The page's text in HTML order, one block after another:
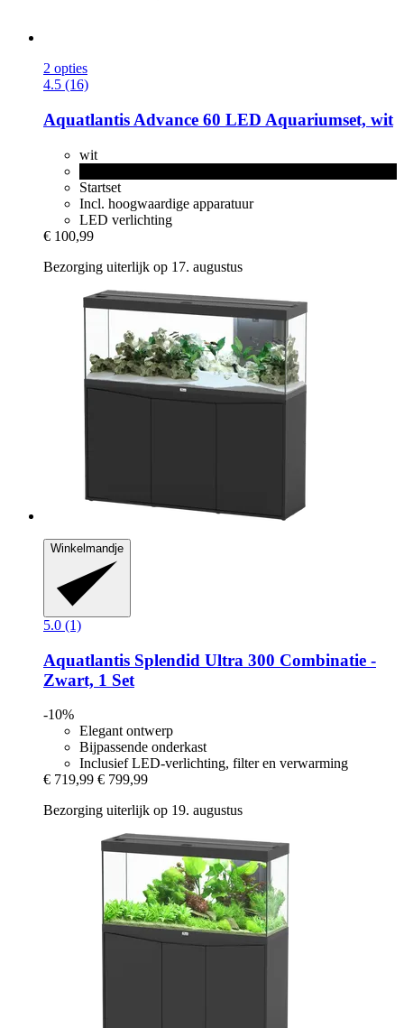
2 opties
4.5 (16)
Aquatlantis Advance 60 LED Aquariumset, wit
wit
Startset
Incl. hoogwaardige apparatuur
LED verlichting
€ 100,99
Bezorging uiterlijk op 17. augustus
Winkelmandje
5.0 (1)
Aquatlantis Splendid Ultra 300 Combinatie -​
Zwart, 1 Set
-10%
Elegant ontwerp
Bijpassende onderkast
Inclusief LED-verlichting, filter en verwarming
€ 719,99 € 799,99
Bezorging uiterlijk op 19. augustus